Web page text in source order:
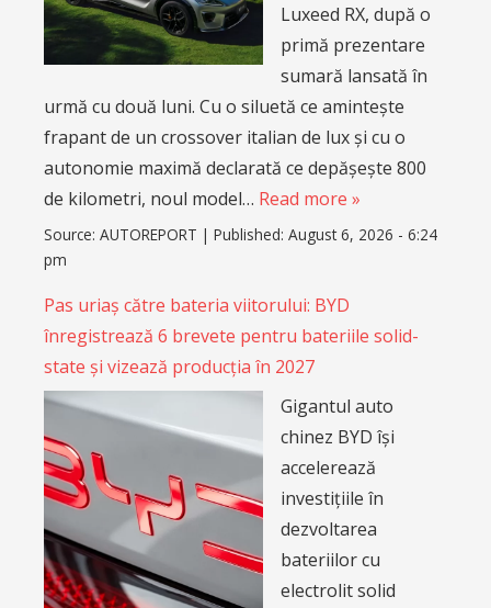
Luxeed RX, după o
primă prezentare
sumară lansată în
urmă cu două luni. Cu o siluetă ce amintește
frapant de un crossover italian de lux și cu o
autonomie maximă declarată ce depășește 800
de kilometri, noul model… Read more »
Source: AUTOREPORT | Published: August 6, 2026 - 6:24
pm
Pas uriaș către bateria viitorului: BYD
înregistrează 6 brevete pentru bateriile solid-
state și vizează producția în 2027
Gigantul auto
chinez BYD își
accelerează
investițiile în
dezvoltarea
bateriilor cu
electrolit solid